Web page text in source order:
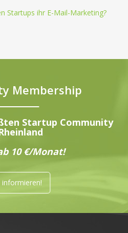
Startups ihr E-Mail-Marketing?
Membership
Startup Community
10 €/Monat!
informieren!